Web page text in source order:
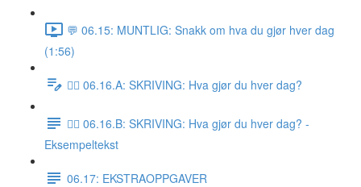
💬 06.15: MUNTLIG: Snakk om hva du gjør hver dag
(1:56)
✍🏼 06.16.A: SKRIVING: Hva gjør du hver dag?
✍🏼 06.16.B: SKRIVING: Hva gjør du hver dag? -
Eksempeltekst
06.17: EKSTRAOPPGAVER